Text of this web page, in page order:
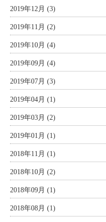
2019年12月 (3)
2019年11月 (2)
2019年10月 (4)
2019年09月 (4)
2019年07月 (3)
2019年04月 (1)
2019年03月 (2)
2019年01月 (1)
2018年11月 (1)
2018年10月 (2)
2018年09月 (1)
2018年08月 (1)